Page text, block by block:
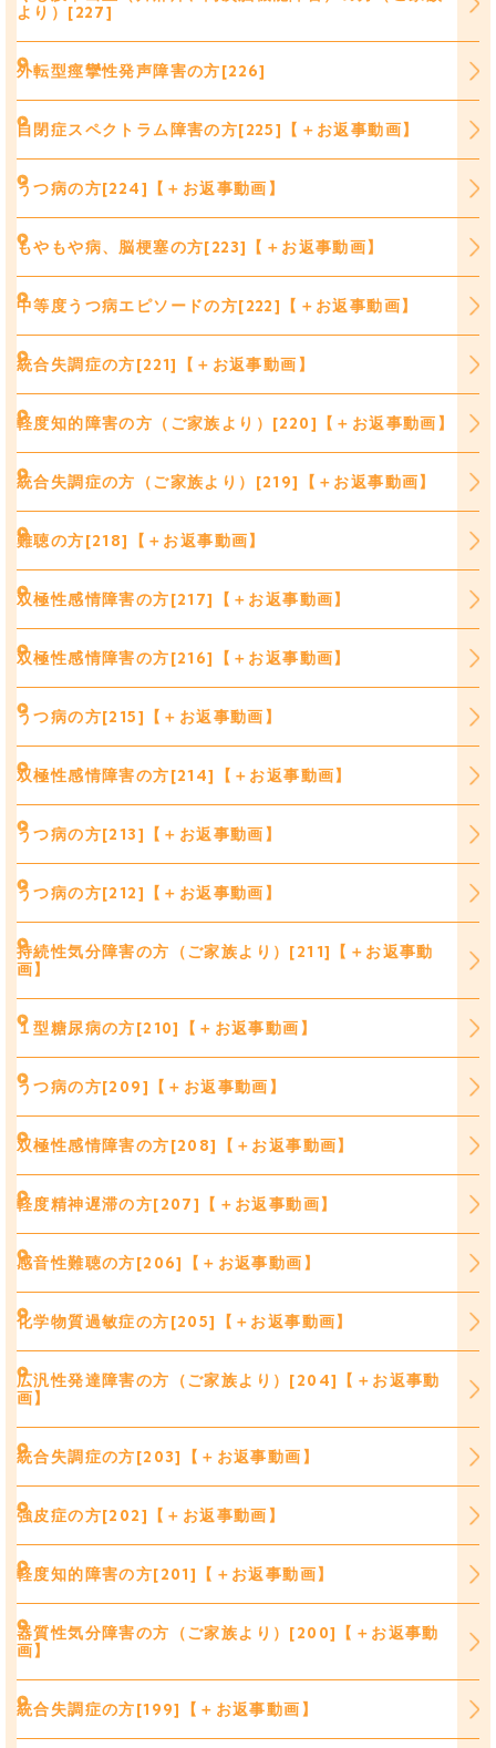
より）[227]
外転型痙攣性発声障害の方[226]
自閉症スペクトラム障害の方[225]【＋お返事動画】
うつ病の方[224]【＋お返事動画】
もやもや病、脳梗塞の方[223]【＋お返事動画】
中等度うつ病エピソードの方[222]【＋お返事動画】
統合失調症の方[221]【＋お返事動画】
軽度知的障害の方（ご家族より）[220]【＋お返事動画】
統合失調症の方（ご家族より）[219]【＋お返事動画】
難聴の方[218]【＋お返事動画】
双極性感情障害の方[217]【＋お返事動画】
双極性感情障害の方[216]【＋お返事動画】
うつ病の方[215]【＋お返事動画】
双極性感情障害の方[214]【＋お返事動画】
うつ病の方[213]【＋お返事動画】
うつ病の方[212]【＋お返事動画】
持続性気分障害の方（ご家族より）[211]【＋お返事動
画】
１型糖尿病の方[210]【＋お返事動画】
うつ病の方[209]【＋お返事動画】
双極性感情障害の方[208]【＋お返事動画】
軽度精神遅滞の方[207]【＋お返事動画】
感音性難聴の方[206]【＋お返事動画】
化学物質過敏症の方[205]【＋お返事動画】
広汎性発達障害の方（ご家族より）[204]【＋お返事動
画】
統合失調症の方[203]【＋お返事動画】
強皮症の方[202]【＋お返事動画】
軽度知的障害の方[201]【＋お返事動画】
器質性気分障害の方（ご家族より）[200]【＋お返事動
画】
統合失調症の方[199]【＋お返事動画】